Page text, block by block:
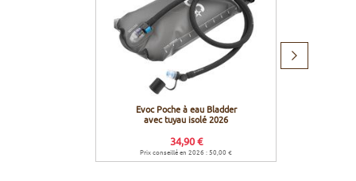
Evoc Poche à eau Bladder
avec tuyau isolé 2026
34,90 €
Prix conseillé en 2026 : 50,00 €
Produit